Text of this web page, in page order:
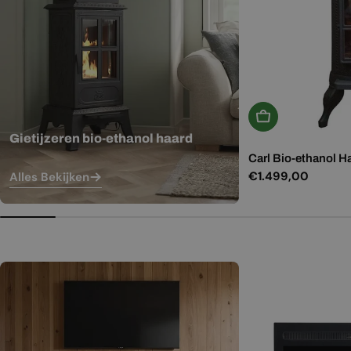
Gietijzeren bio-ethanol haard
Alles Bekijken
In Winkelwagen
Carl Bio-ethanol
Normale
€1.499,00